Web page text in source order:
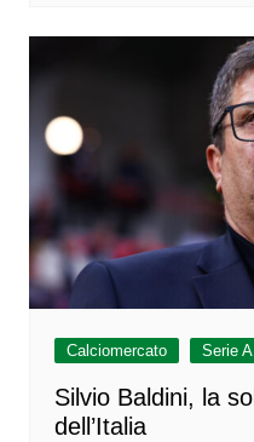
Calciomercato Serie A
Silvio Baldini, la
dell’Italia